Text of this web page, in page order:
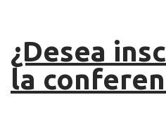
¿Desea
la